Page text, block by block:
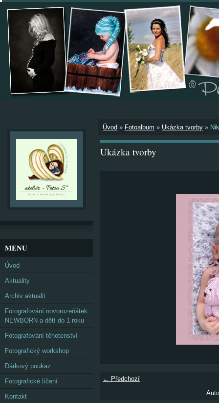
Úvod » Fotoalbum » Ukázka tvorby »
Ukázka tvorby
← Předchozí
MENU
Úvod
Aktuality
Archiv aktualit
Fotografování novorozeňátek
NEWBORN a dětí do 1 roku
Fotografování těhotenství
Fotografický workshop
Dárkový poukaz
Fotografické líčení
Kontakt